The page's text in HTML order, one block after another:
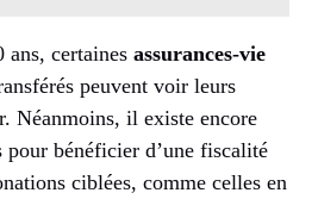
ans, certaines assurances-vie
peuvent voir leurs
Néanmoins, il existe encore
pour bénéficier d’une fiscalité
ciblées, comme celles en